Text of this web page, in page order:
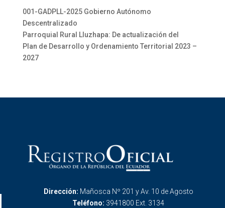
001-GADPLL-2025 Gobierno Autónomo
Descentralizado
Parroquial Rural Lluzhapa: De actualización del
Plan de Desarrollo y Ordenamiento Territorial 2023 –
2027
Dirección: Mañosca Nº 201 y Av. 10 de Agosto
Teléfono: 3941800 Ext. 3134